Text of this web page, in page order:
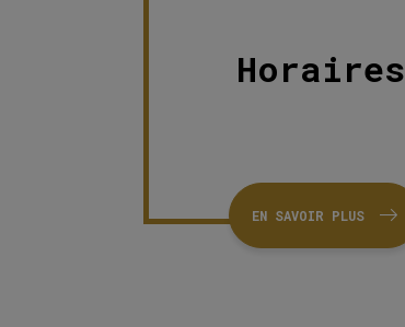
Horaires
EN SAVOIR PLUS